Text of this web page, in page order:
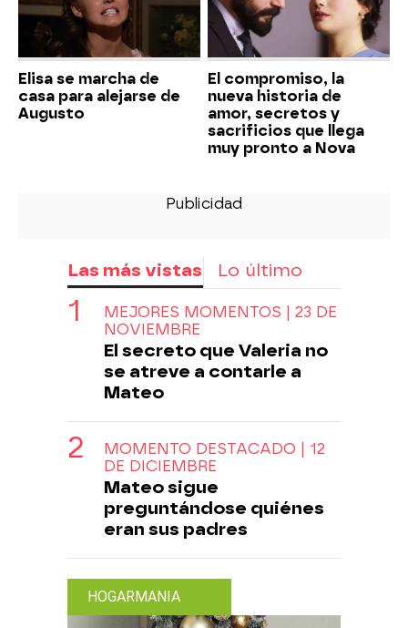
Elisa se marcha de
casa para alejarse de
Augusto
El compromiso, la
nueva historia de
amor, secretos y
sacrificios que llega
muy pronto a Nova
Las más vistas Lo último
MEJORES MOMENTOS | 23 DE
NOVIEMBRE
El secreto que Valeria no
se atreve a contarle a
Mateo
MOMENTO DESTACADO | 12
DE DICIEMBRE
Mateo sigue
preguntándose quiénes
eran sus padres
HOGARMANIA